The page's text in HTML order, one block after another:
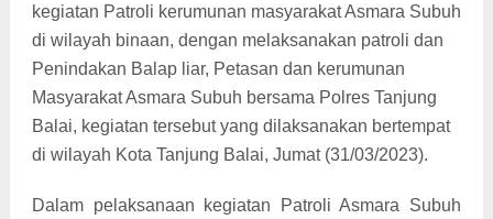
kegiatan Patroli kerumunan masyarakat Asmara Subuh
di wilayah binaan, dengan melaksanakan patroli dan
Penindakan Balap liar, Petasan dan kerumunan
Masyarakat Asmara Subuh bersama Polres Tanjung
Balai, kegiatan tersebut yang dilaksanakan bertempat
di wilayah Kota Tanjung Balai, Jumat (31/03/2023).
Dalam pelaksanaan kegiatan Patroli Asmara Subuh